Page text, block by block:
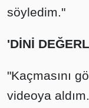
söyledim."
'DİNİ
"Kaçmasını
videoya